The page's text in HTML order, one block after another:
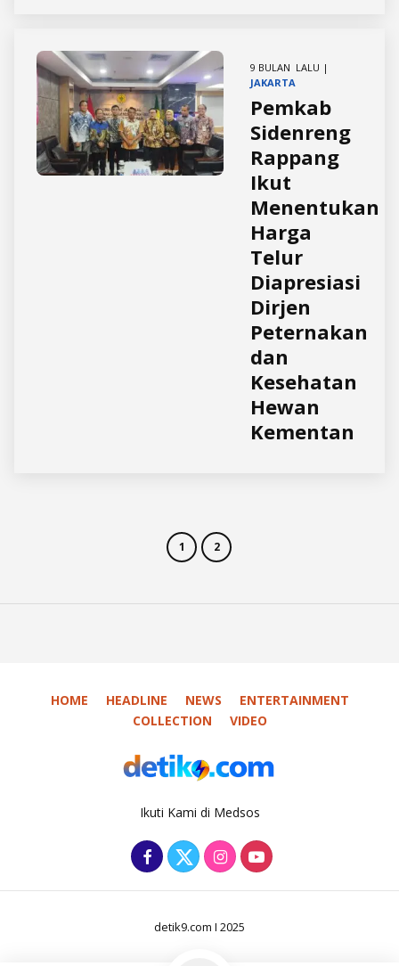
9 BULAN LALU |
JAKARTA
Pemkab
Sidenreng
Rappang
Ikut
Menentukan
Harga
Telur
Diapresiasi
Dirjen
Peternakan
dan
Kesehatan
Hewan
Kementan
1 2
HOME HEADLINE NEWS
ENTERTAINMENT
COLLECTION
VIDEO
Ikuti Kami di Medsos
detik9.com I 2025